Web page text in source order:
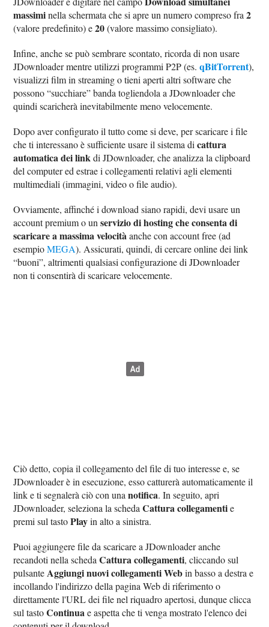
massiminella schermata che si apre un numero compreso fra2
(valore predefinito) e20(valore massimo consigliato).
Infine, anche se può sembrare scontato, ricorda di non usare
JDownloader mentre utilizzi programmi P2P (es.qBitTorrent),
visualizzi film in streaming o tieni aperti altri software che
possono “succhiare” banda togliendola a JDownloader che
quindi scaricherà inevitabilmente meno velocemente.
Dopo aver configurato il tutto come si deve, per scaricare i file
che ti interessano è sufficiente usare il sistema dicattura
automatica dei linkdi JDownloader, che analizza la clipboard
del computer ed estrae i collegamenti relativi agli elementi
multimediali (immagini, video o file audio).
Ovviamente, affinché i download siano rapidi, devi usare un
account premium o unservizio di hosting che consenta di
scaricare a massima velocitàanche con account free (ad
esempioMEGA). Assicurati, quindi, di cercare online dei link
“buoni”, altrimenti qualsiasi configurazione di JDownloader
non ti consentirà di scaricare velocemente.
Ciò detto, copia il collegamento del file di tuo interesse e, se
JDownloader è in esecuzione, esso catturerà automaticamente il
link e ti segnalerà ciò con unanotifica. In seguito, apri
JDownloader, seleziona la schedaCattura collegamentie
premi sul tastoPlayin alto a sinistra.
Puoi aggiungere file da scaricare a JDownloader anche
recandoti nella schedaCattura collegamenti, cliccando sul
pulsante Aggiungi nuovi collegamenti Webin basso a destra e
incollando l'indirizzo della pagina Web di riferimento o
direttamente l'URL dei file nel riquadro apertosi, dunque clicca
sul tastoContinuae aspetta che ti venga mostrato l'elenco dei